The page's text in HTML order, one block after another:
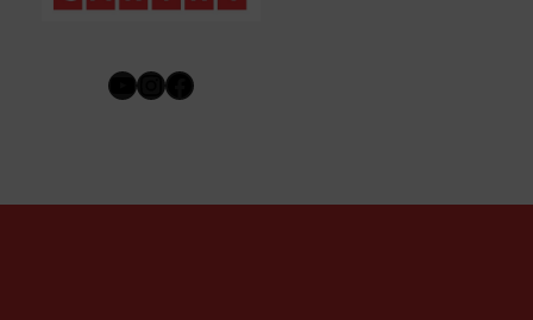
Youtube
Instagram
Facebook